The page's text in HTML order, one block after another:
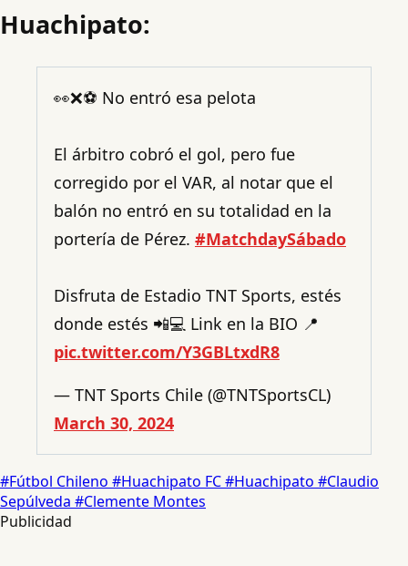
Huachipato:
👀❌⚽ No entró esa pelota
El árbitro cobró el gol, pero fue
corregido por el VAR, al notar que el
balón no entró en su totalidad en la
portería de Pérez. #MatchdaySábado
Disfruta de Estadio TNT Sports, estés
donde estés 📲💻 Link en la BIO 📍
pic.twitter.com/Y3GBLtxdR8
— TNT Sports Chile (@TNTSportsCL)
March 30, 2024
#Fútbol Chileno #Huachipato FC#Huachipato #Claudio
Sepúlveda #Clemente Montes
Publicidad